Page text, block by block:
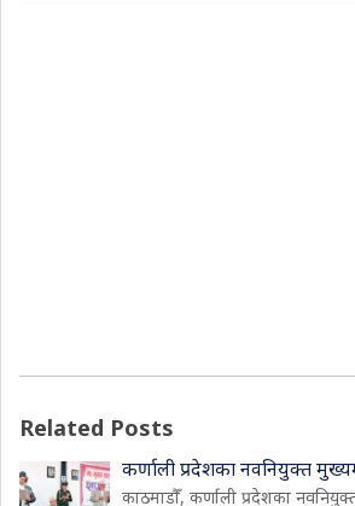
Related Posts
कर्णाली प्रदेशका नवनियुक्त
काठमाडौँ, कर्णाली प्रदेशका